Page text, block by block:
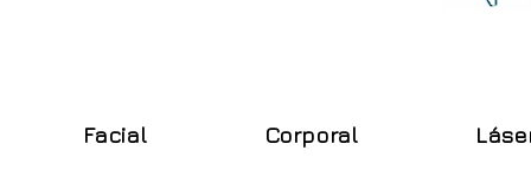
Facial Corporal